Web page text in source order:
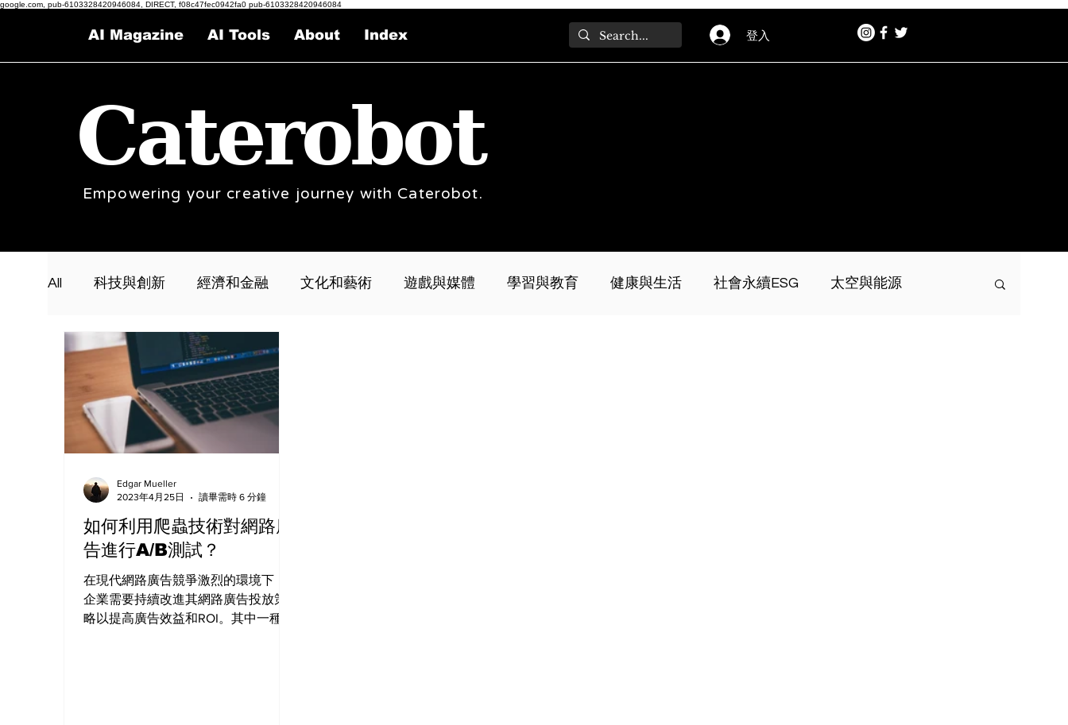
google.com, pub-6103328420946084, DIRECT, f08c47fec0942fa0 pub-6103328420946084
AI Magazine AI Tools About Index 登入
Caterobot
Empowering your creative journey with Caterobot.
All 科技與創新 經濟和金融 文化和藝術 遊戲與媒體 學習與教育 健康與生活 社會永續ESG 太空與能源
如何利用爬蟲技術對網路廣
告進行A/B測試？
在現代網路廣告競爭激烈的環境下，
企業需要持續改進其網路廣告投放策
略以提高廣告效益和ROI。其中一種最
Edgar Mueller
2023年4月25日
讀畢需時 6 分鐘